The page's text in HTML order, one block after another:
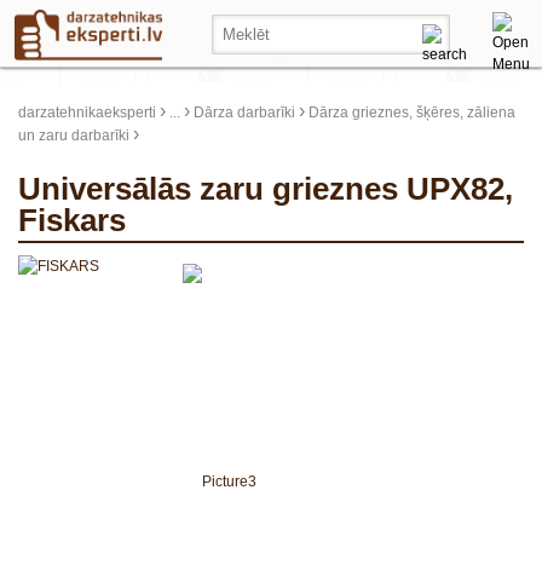
darzatehnikaeksperti › ... › Dārza darbarīki › Dārza grieznes, šķēres, zāliena
un zaru darbarīki ›
Universālās zaru grieznes UPX82,
Fiskars